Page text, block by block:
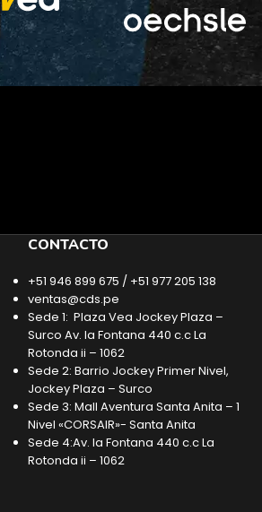
CONTACTO
+51 946 899 675 / +51 977 205 138
ventas@cds.pe
Sede 1: Plaza Vea Jockey Plaza –
Surco Av. la Fontana 440 c.c La
Rotonda ii – 1062
Sede 2: Barrio Jockey Primer Nivel,
Jockey Plaza – Surco
Sede 3: Mall Aventura Santa Anita – 1
Nivel «CORSAIR»- Santa Anita
Sede 4:Av. la Fontana 440 c.c La
Rotonda ii – 1062